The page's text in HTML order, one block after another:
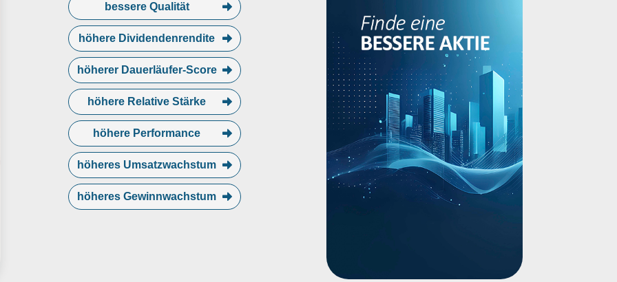
bessere Qualität
höhere Dividendenrendite
höherer Dauerläufer-Score
höhere Relative Stärke
höhere Performance
höheres Umsatzwachstum
höheres Gewinnwachstum